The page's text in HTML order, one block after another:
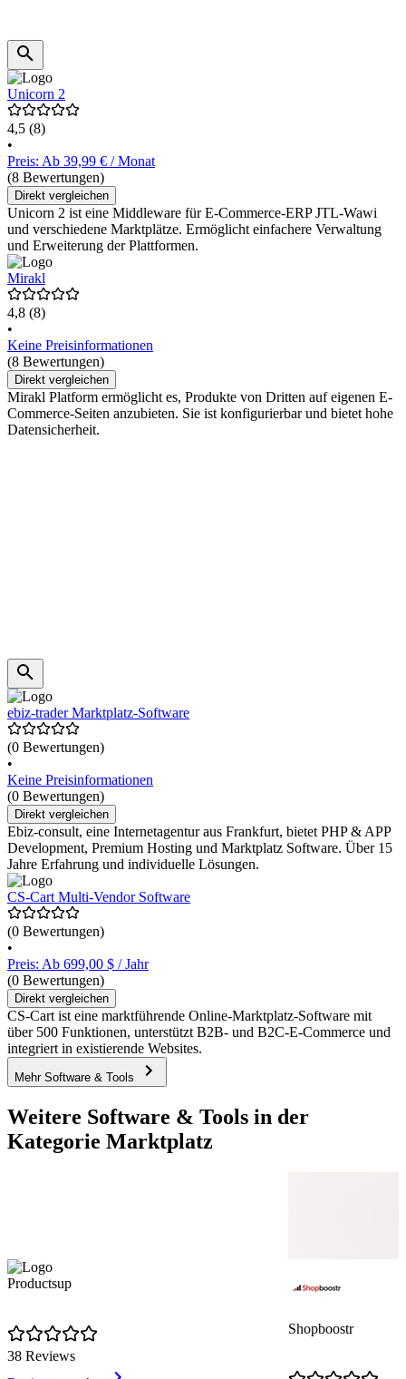
Unicorn 2
4,5 (8)
•
Preis: Ab 39,99 € / Monat
(8 Bewertungen)
Direkt vergleichen
Unicorn 2 ist eine Middleware für E-Commerce-ERP JTL-Wawi
und verschiedene Marktplätze. Ermöglicht einfachere Verwaltung
und Erweiterung der Plattformen.
Mirakl
4,8 (8)
•
Keine Preisinformationen
(8 Bewertungen)
Direkt vergleichen
Mirakl Platform ermöglicht es, Produkte von Dritten auf eigenen E-
Commerce-Seiten anzubieten. Sie ist konfigurierbar und bietet hohe
Datensicherheit.
ebiz-trader Marktplatz-Software
(0 Bewertungen)
•
Keine Preisinformationen
(0 Bewertungen)
Direkt vergleichen
Ebiz-consult, eine Internetagentur aus Frankfurt, bietet PHP & APP
Development, Premium Hosting und Marktplatz Software. Über 15
Jahre Erfahrung und individuelle Lösungen.
CS-Cart Multi-Vendor Software
(0 Bewertungen)
•
Preis: Ab 699,00 $ / Jahr
(0 Bewertungen)
Direkt vergleichen
CS-Cart ist eine marktführende Online-Marktplatz-Software mit
über 500 Funktionen, unterstützt B2B- und B2C-E-Commerce und
integriert in existierende Websites.
Mehr Software & Tools
Weitere Software & Tools in der
Kategorie Marktplatz
Productsup
38 Reviews
Shopboostr